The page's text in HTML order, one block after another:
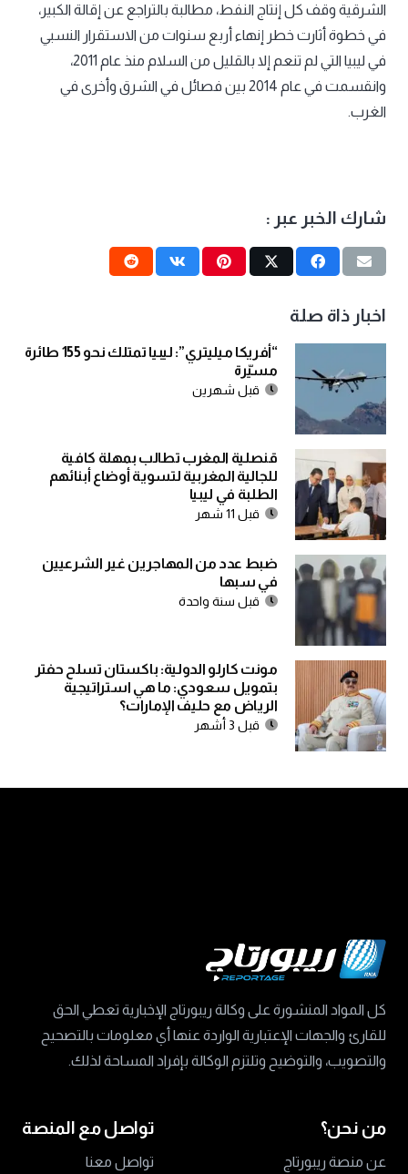
الشرقية وقف كل إنتاج النفط، مطالبة بالتراجع عن إقالة الكبير،
في خطوة أثارت خطر إنهاء أربع سنوات من الاستقرار النسبي
في ليبيا التي لم تنعم إلا بالقليل من السلام منذ عام 2011،
وانقسمت في عام 2014 بين فصائل في الشرق وأخرى في
الغرب.
شارك الخبر عبر :
اخبار ذاة صلة
“أفريكا ميليتري”: ليبيا تمتلك نحو 155 طائرة
مسيّرة
قبل شهرين
قنصلية المغرب تطالب بمهلة كافية
للجالية المغربية لتسوية أوضاع أبنائهم
الطلبة في ليبيا
قبل 11 شهر
ضبط عدد من المهاجرين غير الشرعيين
في سبها
قبل سنة واحدة
مونت كارلو الدولية: باكستان تسلح حفتر
بتمويل سعودي: ما هي استراتيجية
الرياض مع حليف الإمارات؟
قبل 3 أشهر
كل المواد المنشورة على وكالة ريبورتاج الإخبارية تعطي الحق
للقارئ والجهات الإعتبارية الواردة عنها أي معلومات بالتصحيح
والتصويب، والتوضيح وتلتزم الوكالة بإفراد المساحة لذلك.
من نحن؟
عن منصة ريبورتاج
تواصل مع المنصة
تواصل معنا